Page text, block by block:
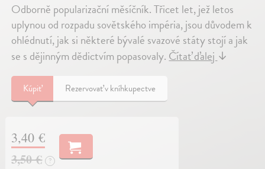
Odborně popularizační měsíčník. Třicet let, jež letos
uplynou od rozpadu sovětského impéria, jsou důvodem k
ohlédnutí, jak si některé bývalé svazové státy stojí a jak
se s dějinným dědictvím popasovaly.Čítať ďalej↓
Kúpiť Rezervovať v kníhkupectve
3,40 €
3,50 €
?